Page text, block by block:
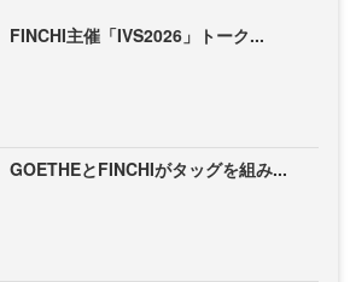
FINCHI主催「IVS2026」トーク...
GOETHEとFINCHIがタッグを組み...